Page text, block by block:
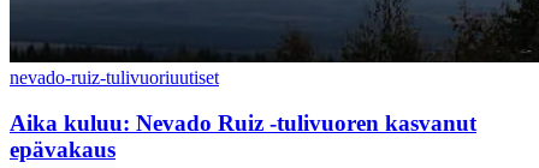
nevado-ruiz-tulivuoriuutiset
Aika kuluu: Nevado Ruiz -tulivuoren kasvanut
epävakaus